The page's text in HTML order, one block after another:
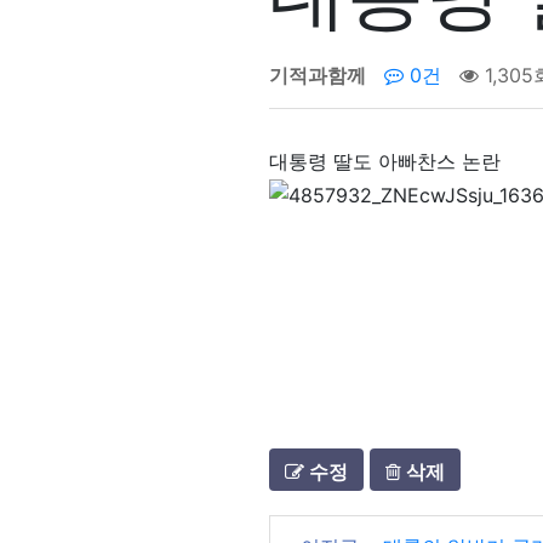
기적과함께 0건 1,305
대통령 딸도 아빠찬스 논란
수정 삭제